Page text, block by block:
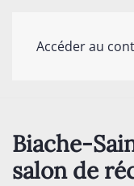
Accéder au
Biache-
salon de